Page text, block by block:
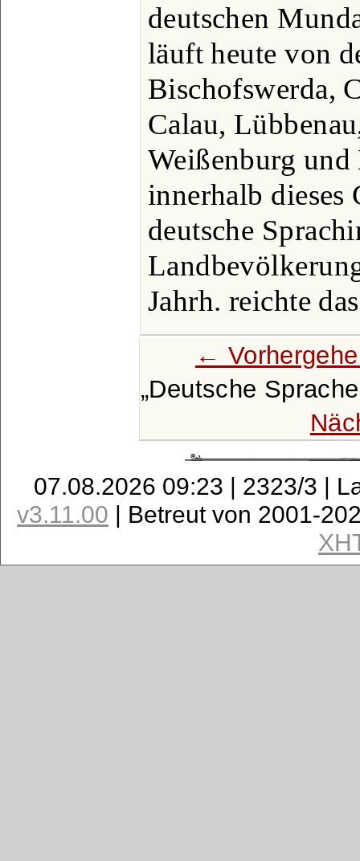
deutschen
läuft heute von
Bischofswerda,
Calau,
Weißenburg
innerhalb dieses
deutsche
Jahrh. reichte
←
Deutsche
07.08.2026 09:23 | 2323/3 |
v3.11.00 | Betreut von 2001-